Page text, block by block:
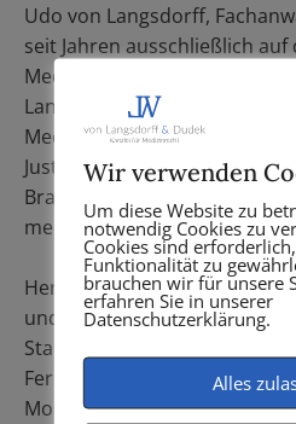
Udo von Langsdorff,
seit Jahren ausschließlich auf
Medizinrechts tätig. Vor
Langsdorff & Dudek war er in
Medizinrechtskanzleien als
Justitiar der
Brandenburg, tätig und
medizinrechtliche Erfahrung
Herr von Langsdorff ist
und zahlreicher Aufsätze in
Standespresse und hat
Fernsehauftritten (Frontal 21
Morgenmagazin (ARD) etc.)
Wir verwenden
Um diese Website zu
notwendig Cookies zu
Cookies sind
Funktionalität zu
brauchen wir für unsere
erfahren Sie in unserer
Datenschutzerklärung.
Alles